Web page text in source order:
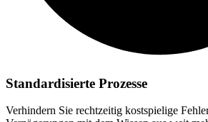
Standardisierte Prozesse
Verhindern Sie rechtzeitig kostspielige